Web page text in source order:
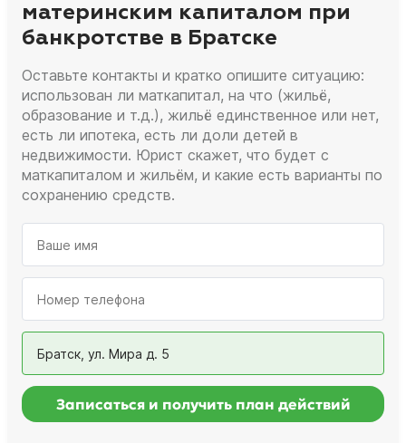
материнским капиталом при
банкротстве в Братске
Оставьте контакты и кратко опишите ситуацию:
использован ли маткапитал, на что (жильё,
образование и т.д.), жильё единственное или нет,
есть ли ипотека, есть ли доли детей в
недвижимости. Юрист скажет, что будет с
маткапиталом и жильём, и какие есть варианты по
сохранению средств.
Братск, ул. Мира д. 5
Записаться и получить план действий